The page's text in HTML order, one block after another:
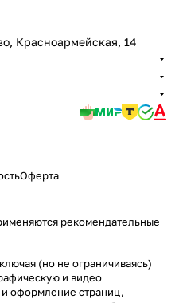
Красноармейская, 14
Оферта
рекомендательные
(но не ограничиваясь)
и видео
оформление страниц,